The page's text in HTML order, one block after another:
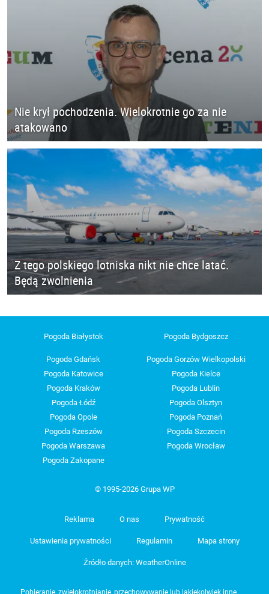
Nie krył pochodzenia. Wielokrotnie go za nie
atakowano
Z tego polskiego lotniska nikt nie chce latać.
Będą zwolnienia
Pogoda Białystok Pogoda Bydgoszcz
Pogoda Gdańsk
Pogoda Gorzów Wielkopolski
Pogoda Katowice
Pogoda Kielce
Pogoda Kraków
Pogoda Lublin
Pogoda Łódź
Pogoda Olsztyn
Pogoda Opole
Pogoda Poznań
Pogoda Rzeszów
Pogoda Szczecin
Pogoda Warszawa
Pogoda Wrocław
Pogoda Zakopane
© 1995-2026 Grupa WP
Reklama O nas Prywatność
Ustawienia prywatności Regulamin Mapa strony
Źródło danych: WeatherOnline
Pobieranie, zwielokrotnianie, przechowywanie lub jakiekolwiek inne